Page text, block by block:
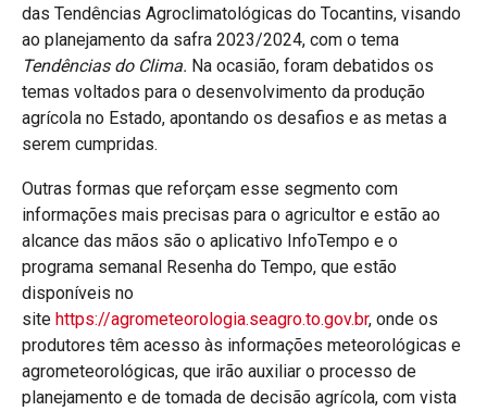
das Tendências Agroclimatológicas do Tocantins, visando
ao planejamento da safra 2023/2024, com o tema
Tendências do Clima. Na ocasião, foram debatidos os
temas voltados para o desenvolvimento da produção
agrícola no Estado, apontando os desafios e as metas a
serem cumpridas.
Outras formas que reforçam esse segmento com
informações mais precisas para o agricultor e estão ao
alcance das mãos são o aplicativo InfoTempo e o
programa semanal Resenha do Tempo, que estão
disponíveis no
site https://agrometeorologia.seagro.to.gov.br, onde os
produtores têm acesso às informações meteorológicas e
agrometeorológicas, que irão auxiliar o processo de
planejamento e de tomada de decisão agrícola, com vista